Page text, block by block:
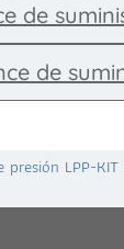
de
de
LPP-KIT